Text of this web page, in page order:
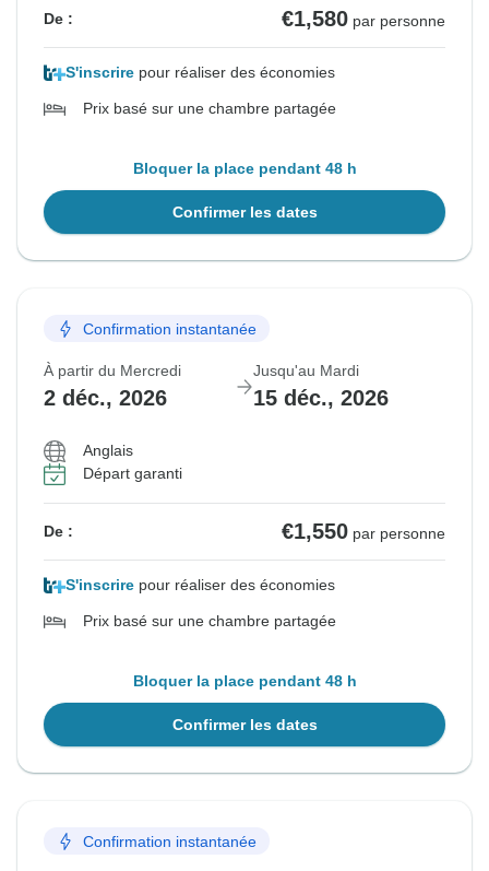
De : €1,580 par personne
S'inscrire pour réaliser des économies
Prix basé sur une chambre partagée
Bloquer la place pendant 48 h
Confirmer les dates
Confirmation instantanée
À partir du Mercredi
2 déc., 2026
Jusqu'au Mardi
15 déc., 2026
Anglais
Départ garanti
De : €1,550 par personne
S'inscrire pour réaliser des économies
Prix basé sur une chambre partagée
Bloquer la place pendant 48 h
Confirmer les dates
Confirmation instantanée